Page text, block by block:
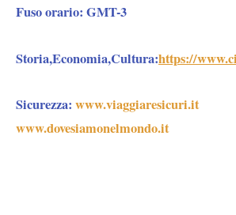
Fuso orario: GMT-3
Storia,Economia,Cultura:https://
Sicurezza: www.viaggiaresicuri.it
www.dovesiamonelmondo.it